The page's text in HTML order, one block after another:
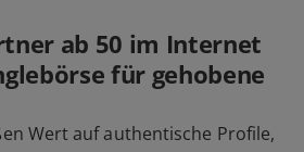
ab 50 im Internet
für gehobene
Wert auf authentische Profile,